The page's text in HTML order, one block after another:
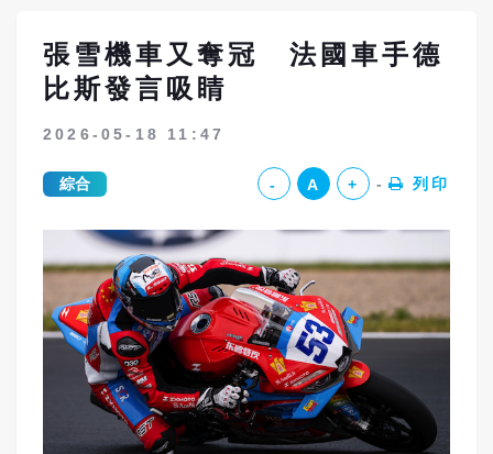
張雪機車又奪冠 法國車手德
比斯發言吸睛
2026-05-18 11:47
綜合 - A + 列印